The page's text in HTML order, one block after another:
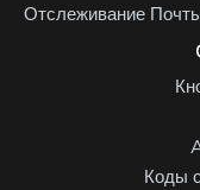
Отслеживание
Коды